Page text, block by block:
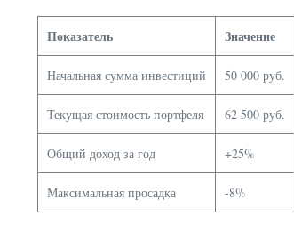
Показатель Значение
Начальная сумма инвестиций 50 000 руб.
Текущая стоимость портфеля 62 500 руб.
Общий доход за год +25%
Максимальная просадка -8%